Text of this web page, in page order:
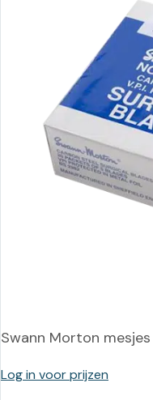
Swann Morton mesjes
Log in voor prijzen